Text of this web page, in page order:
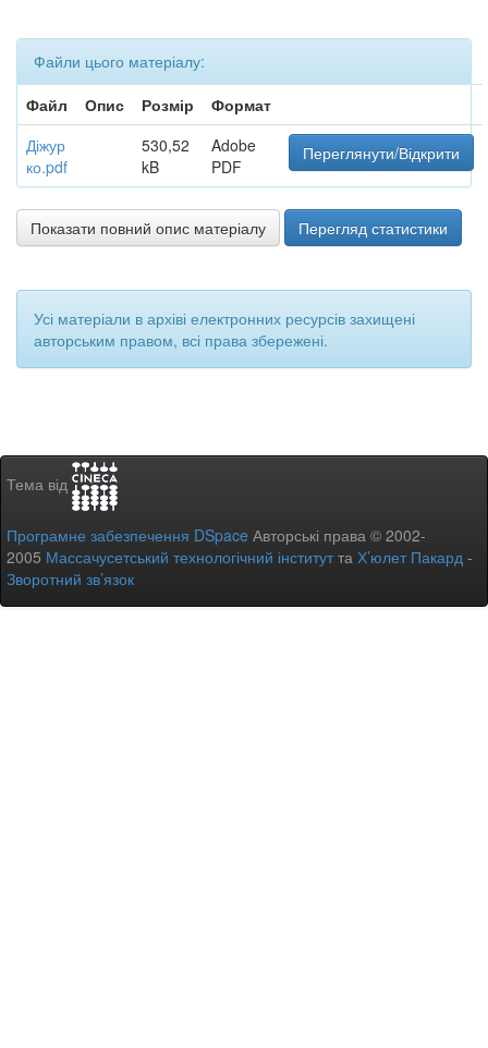
Файли цього матеріалу:
Файл
Опис Розмір
Формат
Діжур
ко.pdf
530,52
kB
Adobe
PDF
Переглянути/Відкрити
Показати повний опис матеріалу Перегляд статистики
Усі матеріали в архіві електронних ресурсів захищені
авторським правом, всі права збережені.
Тема від
Програмне забезпечення DSpace Авторські права © 2002-
2005 Массачусетський технологічний інститутта Х’юлет Пакард -
Зворотний зв’язок